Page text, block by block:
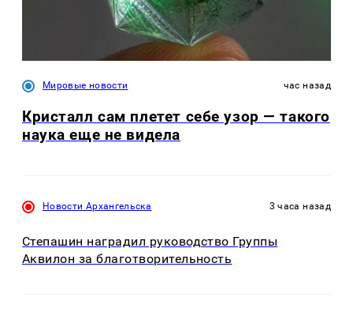
Мировые новости час назад
Кристалл сам плетет себе узор — такого
наука еще не видела
Новости Архангельска 3 часа назад
Степашин наградил руководство Группы
Аквилон за благотворительность